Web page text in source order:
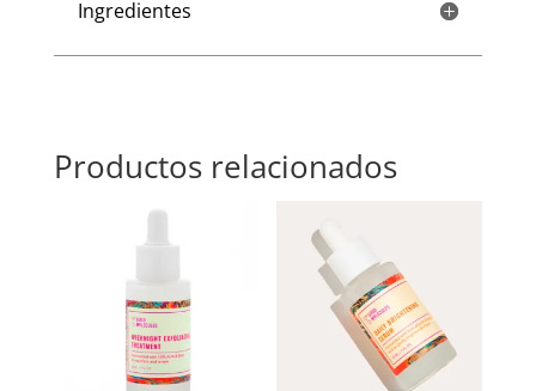
Ingredientes
Productos relacionados